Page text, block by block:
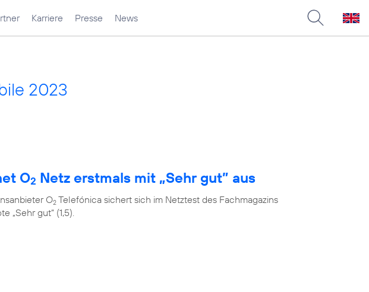
Karriere Presse News
2023
O2 Netz erstmals mit „Sehr gut” aus
O2 Telefónica sichert sich im Netztest des Fachmagazins
„Sehr gut“ (1,5).